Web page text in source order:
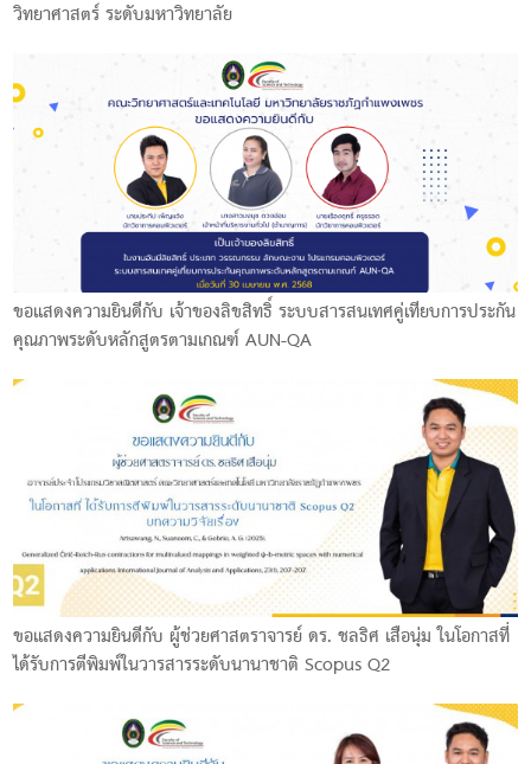
วิทยาศาสตร์ ระดับมหาวิทยาลัย
ขอแสดงความยินดีกับ เจ้าของลิขสิทธิ์ ระบบสารสนเทศคู่เทียบการประกัน
คุณภาพระดับหลักสูตรตามเกณฑ์ AUN-QA
ขอแสดงความยินดีกับ ผู้ช่วยศาสตราจารย์ ดร. ชลธิศ เสือนุ่ม ในโอกาสที่
ได้รับการตีพิมพ์ในวารสารระดับนานาชาติ Scopus Q2